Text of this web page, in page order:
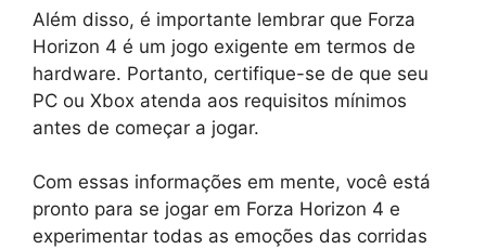
Além disso, é importante lembrar que Forza
Horizon 4 é um jogo exigente em termos de
hardware. Portanto, certifique-se de que seu
PC ou Xbox atenda aos requisitos mínimos
antes de começar a jogar.
Com essas informações em mente, você está
pronto para se jogar em Forza Horizon 4 e
experimentar todas as emoções das corridas